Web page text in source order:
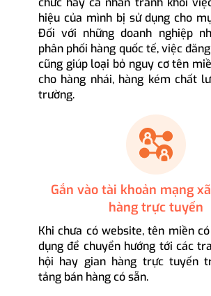
hiệu của mình bị sử dụng cho
Đối với những doanh nghiệp
phân phối hàng quốc tế, việc
cũng giúp loại bỏ nguy cơ tên
cho hàng nhái, hàng kém chất
trường.
Gắn vào tài khoản mạng
hàng trực tuyến
Khi chưa có website, tên miền
dụng để chuyển hướng tới các
hội hay gian hàng trực tuyến
tảng bán hàng có sẵn.